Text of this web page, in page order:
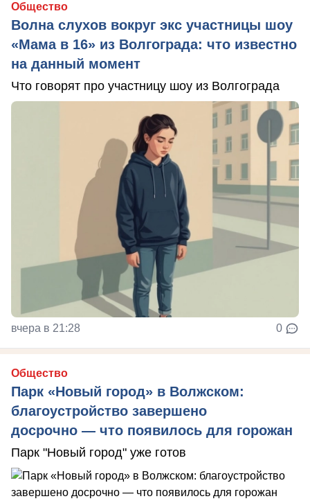
Общество
Волна слухов вокруг экс участницы шоу
«Мама в 16» из Волгограда: что известно
на данный момент
Что говорят про участницу шоу из Волгограда
вчера в 21:28 0
Общество
Парк «Новый город» в Волжском:
благоустройство завершено
досрочно — что появилось для горожан
Парк "Новый город" уже готов